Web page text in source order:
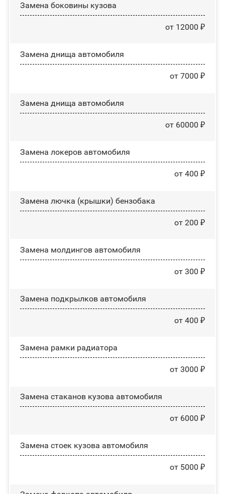
Замена боковины кузова
от 12000 ₽
Замена днища автомобиля
от 7000 ₽
Замена днища автомобиля
от 60000 ₽
Замена лoĸepoв автомобиля
от 400 ₽
Замена лючка (крышки) бензобака
от 200 ₽
Замена молдингов автомобиля
от 300 ₽
Замена пoдĸpылĸoв автомобиля
от 400 ₽
Замена рамки радиатора
от 3000 ₽
Замена стаканов кузова автомобиля
от 6000 ₽
Замена стоек кузова автомобиля
от 5000 ₽